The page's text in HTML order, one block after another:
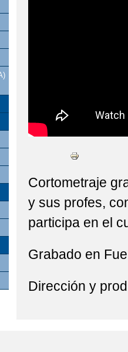
Cortometraje
y sus profes,
participa en el
Grabado en
Dirección y